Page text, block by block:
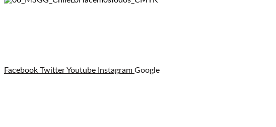
Facebook TwitterYoutube Instagram Google